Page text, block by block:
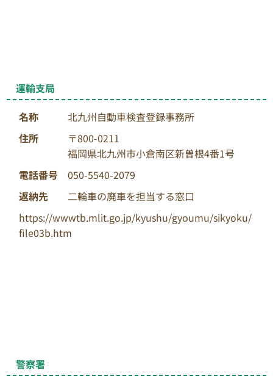
運輸支局
名称
北九州自動車検査登録事務所
住所
〒800-0211
福岡県北九州市小倉南区新曽根4番1号
電話番号
050-5540-2079
返納先
二輪車の廃車を担当する窓口
https://wwwtb.mlit.go.jp/kyushu/gyoumu/sikyoku/
file03b.htm
警察署